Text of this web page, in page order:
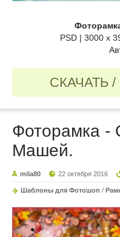
PSD | 3000 x
СКАЧАТЬ
Фоторамка -
Машей.
mila80 22 октября 2016
Шаблоны для Фотошоп /